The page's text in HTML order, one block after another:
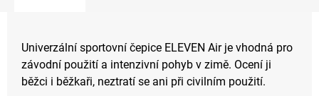
Univerzální sportovní čepice ELEVEN Air je vhodná pro
závodní použití a intenzivní pohyb v zimě. Ocení ji
běžci i běžkaři, neztratí se ani při civilním použití.